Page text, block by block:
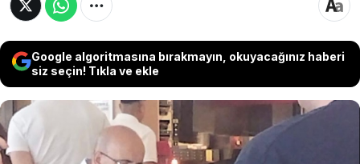
Google algoritmasına bırakmayın, okuyacağınız haberi
siz seçin! Tıkla ve ekle